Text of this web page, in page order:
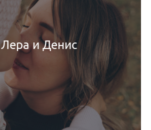
Лера и Денис